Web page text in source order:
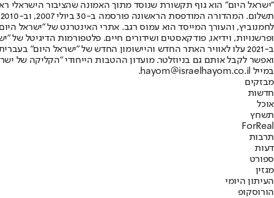
"ישראל היום" הוא גוף תקשורת שנוסד מתוך האמונה שהציבור הישראלי
ופרשנויות, וידיאו, פודקאסטים ושידורים חיים. פלטפורמות הדיגיטל של
ב-2021 עלו לאוויר האתר החדש והיישומון החדש של "ישראל
ואפשר לקבל אותם גם בניוזלטר. מועדון ההטבות הייחודי "הקליקה של
במייל hayom@israelhayom.co.il.
מבזקים
חדשות
אוכל
תשחץ
ForReal
תרבות
דעות
ספורט
מגזין
העיתון היומי
הורוסקופ